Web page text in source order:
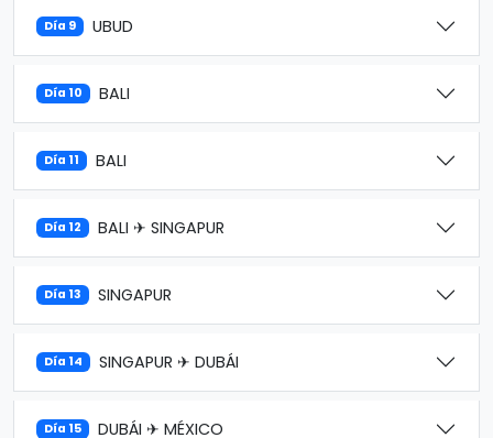
Día 9 UBUD
Día 10 BALI
Día 11 BALI
Día 12 BALI ✈ SINGAPUR
Día 13 SINGAPUR
Día 14 SINGAPUR ✈ DUBÁI
Día 15 DUBÁI ✈ MÉXICO